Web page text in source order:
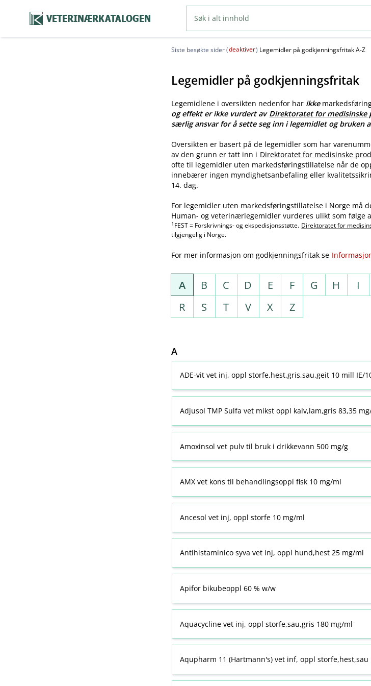
VETERINÆRKATALOGEN
Siste besøkte sider (deaktiver) Legemidler på godkjenningsfritak A-Z
Legemidler på godkjenningsfritak
Legemidlene i oversikten nedenfor har ikke
og effekt er ikke vurdert av Direktoratet for medisinske
særlig ansvar for å sette seg inn i legemidlet og bruken
Oversikten er basert på de legemidler som har
av den grunn er tatt inn i Direktoratet for medisinske
ofte til legemidler uten markedsføringstillatelse når de
innebærer ingen myndighetsanbefaling eller
14. dag.
For legemidler uten markedsføringstillatelse i Norge må
Human- og veterinærlegemidler vurderes ulikt som følge
1 FEST = Forskrivnings- og ekspedisjonsstøtte. Direktoratet for
tilgjengelig i Norge.
For mer informasjon om godkjenningsfritak se
A B C D E F G H I
R
S T V X Z
A
ADE-vit vet inj, oppl storfe,hest,gris,sau,geit 10 mill IE/
Adjusol TMP Sulfa vet mikst oppl kalv,lam,gris 83,35
Amoxinsol vet pulv til bruk i drikkevann 500 mg/g
AMX vet kons til behandlingsoppl fisk 10 mg/ml
Ancesol vet inj, oppl storfe 10 mg/ml
Antihistaminico syva vet inj, oppl hund,hest 25 mg/ml
Apifor bikubeoppl 60 % w​/​w
Aquacycline vet inj, oppl storfe,sau,gris 180 mg/ml
Aqupharm 11 (Hartmann's) vet inf, oppl storfe,hest,sau